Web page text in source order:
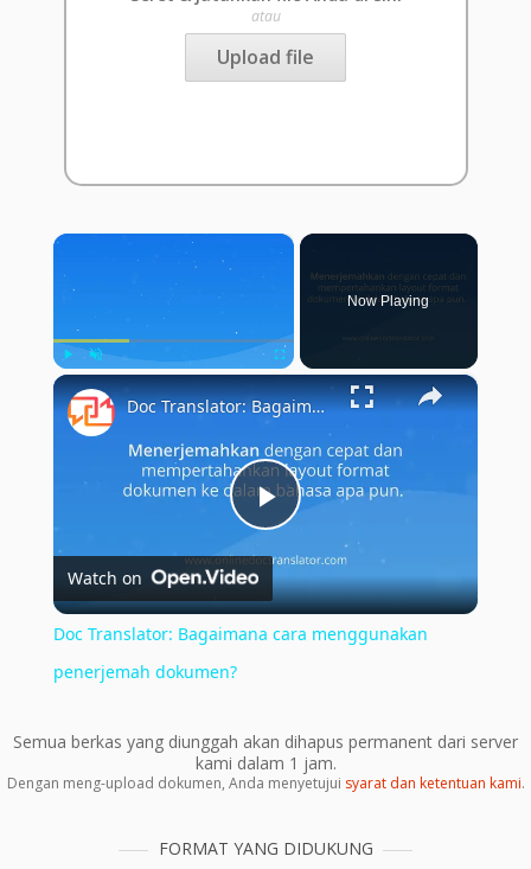
atau
Upload file
×
Play Unmute Fullscreen
Now Playing
×
Play
Video
Doc Translator: Bagaimana cara menggunakan penerjemah dokumen?
Watch on
Doc Translator: Bagaimana cara menggunakan
penerjemah dokumen?
Semua berkas yang diunggah akan dihapus permanent dari server
kami dalam 1 jam.
Dengan meng-upload dokumen, Anda menyetujui syarat dan ketentuan kami.
FORMAT YANG DIDUKUNG